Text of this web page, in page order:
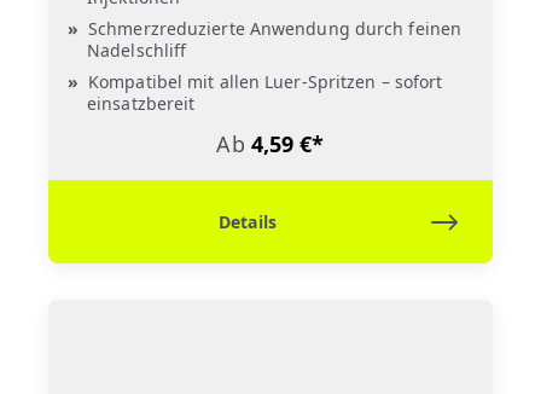
Schmerzreduzierte Anwendung durch feinen
Nadelschliff
Kompatibel mit allen Luer-Spritzen – sofort
einsatzbereit
Ab 4,59 €*
Details